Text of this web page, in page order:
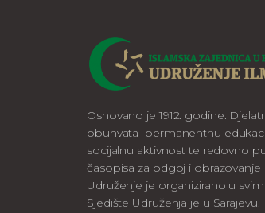
Osnovano je 1912. godine.
obuhvata permanentnu
socijalnu aktivnost te redovno
časopisa za odgoj i obrazovanje
Udruženje je organizirano u
Sjedište Udruženja je u Sarajevu.